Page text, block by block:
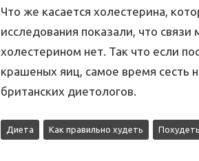
Что же касается холестерина,
исследования показали, что
холестерином нет. Так что если
крашеных яиц, самое время сесть
британских диетологов.
Диета Как правильно худеть